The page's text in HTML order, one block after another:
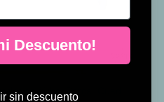
Descuento!
sin descuento